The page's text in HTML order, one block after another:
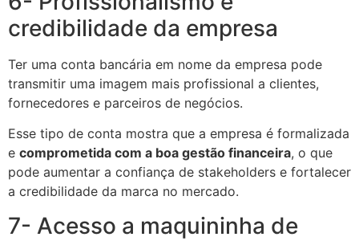
credibilidade da empresa
Ter uma conta bancária em nome da empresa pode
transmitir uma imagem mais profissional a clientes,
fornecedores e parceiros de negócios.
Esse tipo de conta mostra que a empresa é formalizada
e comprometida com a boa gestão financeira, o que
pode aumentar a confiança de stakeholders e fortalecer
a credibilidade da marca no mercado.
7- Acesso a maquininha de